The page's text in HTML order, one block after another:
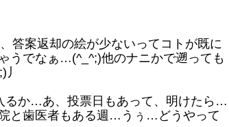
案返却の絵が少ないってコトが既に
うでなぁ…(^_^;)他のナニかで遡っても
るか…あ、投票日もあって、明けたら…
と歯医者もある週…うぅ…どうやって